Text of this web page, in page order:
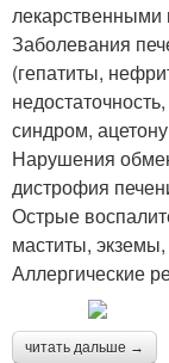
лекарственными
Заболевания
(гепатиты,
синдром,
Нарушения
дистрофия
Острые
маститы,
Аллергические
читать дальше →